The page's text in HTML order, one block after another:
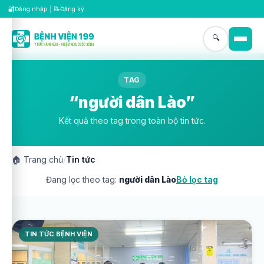
🔐Đăng nhập 📝Đăng ký
🔍
TAG
“người dân Lào”
Kết quả theo tag trong toàn bộ tin tức.
🏠 Trang chủ/Tin tức
Đang lọc theo tag: người dân LàoBỏ lọc tag
TIN TỨC BỆNH VIỆN